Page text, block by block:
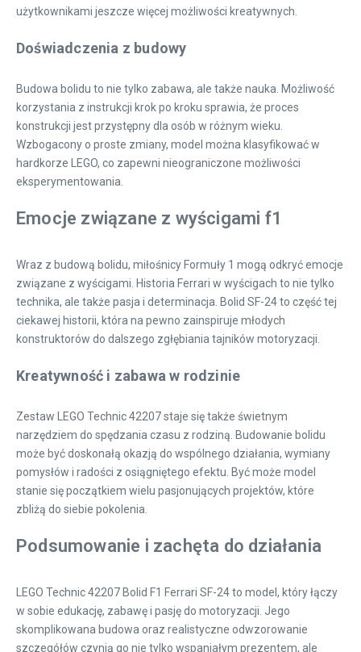
użytkownikami jeszcze więcej możliwości kreatywnych.
Doświadczenia z budowy
Budowa bolidu to nie tylko zabawa, ale także nauka. Możliwość
korzystania z instrukcji krok po kroku sprawia, że proces
konstrukcji jest przystępny dla osób w różnym wieku.
Wzbogacony o proste zmiany, model można klasyfikować w
hardkorze LEGO, co zapewni nieograniczone możliwości
eksperymentowania.
Emocje związane z wyścigami f1
Wraz z budową bolidu, miłośnicy Formuły 1 mogą odkryć emocje
związane z wyścigami. Historia Ferrari w wyścigach to nie tylko
technika, ale także pasja i determinacja. Bolid SF-24 to część tej
ciekawej historii, która na pewno zainspiruje młodych
konstruktorów do dalszego zgłębiania tajników motoryzacji.
Kreatywność i zabawa w rodzinie
Zestaw LEGO Technic 42207 staje się także świetnym
narzędziem do spędzania czasu z rodziną. Budowanie bolidu
może być doskonałą okazją do wspólnego działania, wymiany
pomysłów i radości z osiągniętego efektu. Być może model
stanie się początkiem wielu pasjonujących projektów, które
zbliżą do siebie pokolenia.
Podsumowanie i zachęta do działania
LEGO Technic 42207 Bolid F1 Ferrari SF-24 to model, który łączy
w sobie edukację, zabawę i pasję do motoryzacji. Jego
skomplikowana budowa oraz realistyczne odwzorowanie
szczegółów czynią go nie tylko wspaniałym prezentem, ale